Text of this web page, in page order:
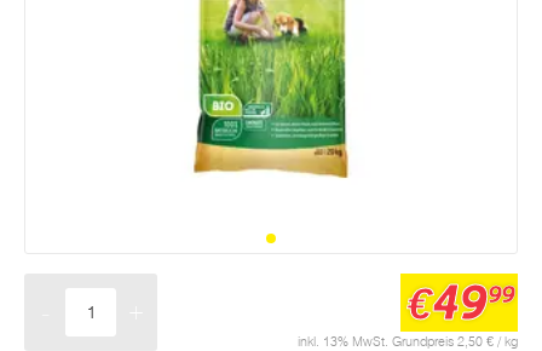
inkl. 13% MwSt. Grundpreis 2,50 € / kg
€4999